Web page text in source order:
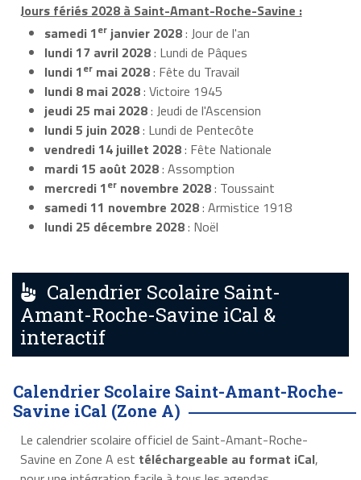
Jours fériés 2028 à Saint-Amant-Roche-Savine :
samedi 1er janvier 2028: Jour de l'an
lundi 17 avril 2028: Lundi de Pâques
lundi 1er mai 2028: Fête du Travail
lundi 8 mai 2028: Victoire 1945
jeudi 25 mai 2028: Jeudi de l'Ascension
lundi 5 juin 2028: Lundi de Pentecôte
vendredi 14 juillet 2028: Fête Nationale
mardi 15 août 2028: Assomption
mercredi 1er novembre 2028: Toussaint
samedi 11 novembre 2028: Armistice 1918
lundi 25 décembre 2028: Noël
Calendrier Scolaire Saint-
Amant-Roche-Savine iCal &
interactif
Calendrier Scolaire Saint-Amant-Roche-
Savine iCal (Zone A)
Le calendrier scolaire officiel de Saint-Amant-Roche-
Savine en Zone A est téléchargeable au format iCal,